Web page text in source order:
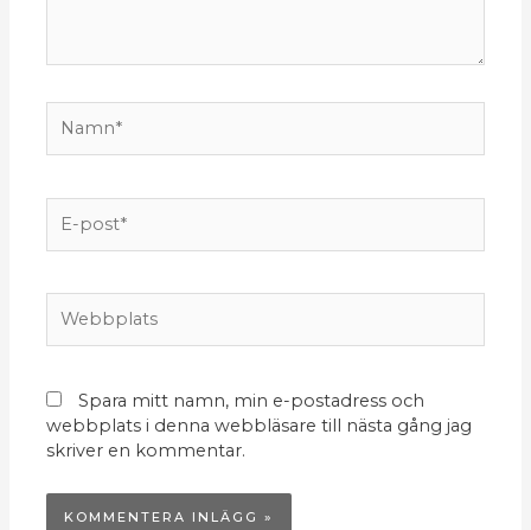
post*
Spara mitt namn, min e-postadress och
webbplats i denna webbläsare till nästa gång jag
skriver en kommentar.